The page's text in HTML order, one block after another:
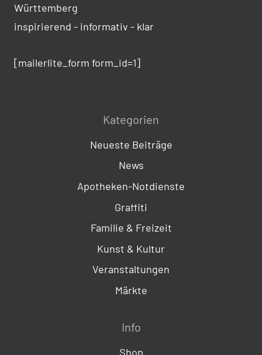
Württemberg
inspirierend - informativ - klar
[mailerlite_form form_id=1]
Kategorien
Neueste Beiträge
News
Apotheken-Notdienste
Graffiti
Familie & Freizeit
Kunst & Kultur
Veranstaltungen
Märkte
Info
Shop